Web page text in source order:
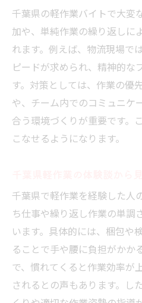
千葉県の軽作業バイトで大変
加や、単純作業の繰り返しに
れます。例えば、物流現場で
ピードが求められ、精神的な
す。対策としては、作業の優
や、チーム内でのコミュニケ
合う環境づくりが重要です。
こなせるようになります。
千葉県で軽作業を経験した人
ち仕事や繰り返し作業の単調
います。具体的には、梱包や
ることで手や腰に負担がかか
で、慣れてくると作業効率が
されるとの声もあります。し